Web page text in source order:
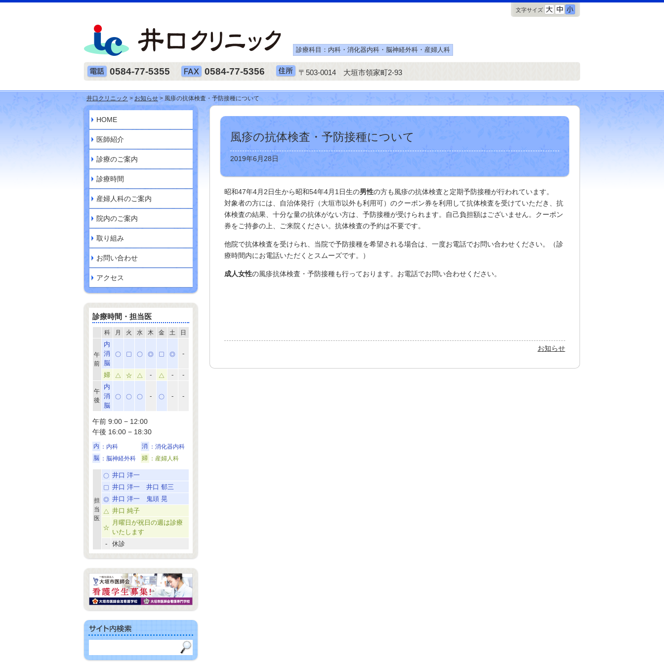
診療科目：内科・消化器内科・脳神経外科・産婦人科
0584-77-5355 0584-77-5356 〒503-0014 大垣市領家町2-93
井口クリニック > お知らせ > 風疹の抗体検査・予防接種について
風疹の抗体検査・予防接種について
2019年6月28日
昭和47年4月2日生から昭和54年4月1日生の男性の方も 風疹の抗体検査と定期予防接種が行われています。
対象者の方には、自治体発行（大垣市以外も利用可）のクーポン券を利用して抗体検査を受けていただき、抗
体検査の結果、十分な量の抗体がない方は、予防接種が受けられます。自己負担額はございません。 クーポン
券をご持参の上、ご来院ください。抗体検査の予約は不要です。
他院で抗体検査を受けられ、当院で予防接種を希望される場合は、一度お電話でお問い合わせください。（診
療時間内にお電話いただくとスムーズです。）
成人女性の風疹抗体検査・予防接種も行っております。お電話でお問い合わせください。
お知らせ
HOME
医師紹介
診療のご案内
診療時間
産婦人科のご案内
院内のご案内
取り組み
お問い合わせ
アクセス
診療時間・担当医
科 月 火 水 木 金 土 日
午
前
内
消
脳
-
婦 - - -
午
後
内
消
脳
- - -
午前 9:00 − 12:00
午後 16:00 − 18:30
内 ：内科 消 ：消化器内科
脳 ：脳神経外科 婦 ：産婦人科
担
当
医
井口 洋一
井口 洋一 井口 郁三
井口 洋一 鬼頭 晃
井口 純子
月曜日が祝日の週は診療
いたします
-
休診
文字サイズ